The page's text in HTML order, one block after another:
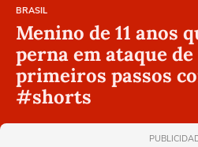
BRASIL
Menino de 11 anos
perna em ataque
primeiros passos
#shorts